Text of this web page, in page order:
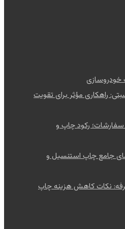
خودروسازی
راهکاری مؤثر برای تقویت
رکود چاپ و
جامع چاپ استنسیل و
نکات کاهش هزینه چاپ